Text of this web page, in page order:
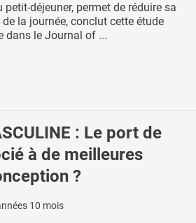
déjeuner, permet de réduire sa
la journée, conclut cette étude
dans le Journal of ...
: Le port de
à de meilleures
?
10 mois